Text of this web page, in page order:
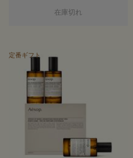
在庫切れ
定番ギフト